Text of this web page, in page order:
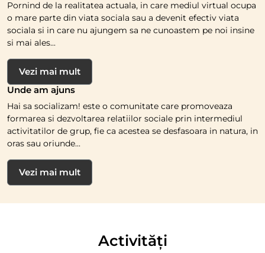
Pornind de la realitatea actuala, in care mediul virtual ocupa
o mare parte din viata sociala sau a devenit efectiv viata
sociala si in care nu ajungem sa ne cunoastem pe noi insine
si mai ales...
Vezi mai mult
Unde am ajuns
Hai sa socializam! este o comunitate care promoveaza
formarea si dezvoltarea relatiilor sociale prin intermediul
activitatilor de grup, fie ca acestea se desfasoara in natura, in
oras sau oriunde...
Vezi mai mult
Activități